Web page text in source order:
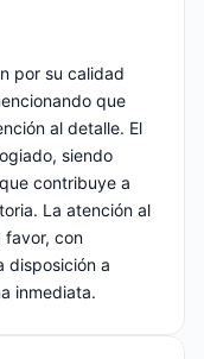
por su calidad
que
al detalle. El
siendo
contribuye a
La atención al
favor, con
disposición a
inmediata.